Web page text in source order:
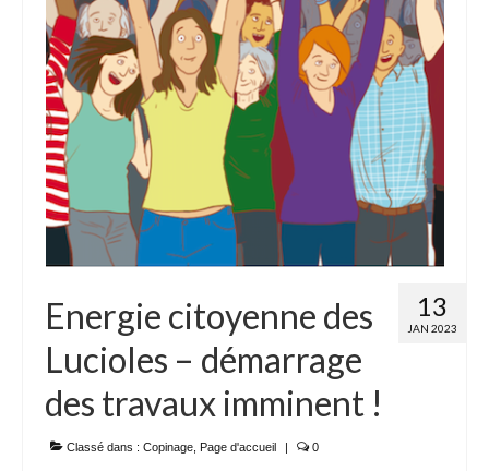
13
JAN 2023
Energie citoyenne des
Lucioles – démarrage
des travaux imminent !
Classé dans : Copinage Page d'accueil | 0